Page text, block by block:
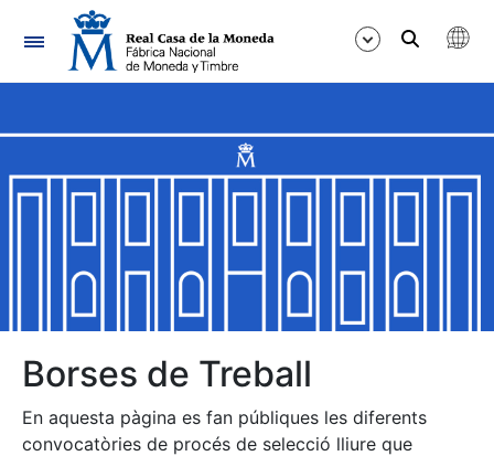
Navegació
Mostra/Amaga
Mostra/Amaga
Mostra/Amaga
Mostra/Amaga
Borses de Treball
En aquesta pàgina es fan públiques les diferents
convocatòries de procés de selecció lliure que